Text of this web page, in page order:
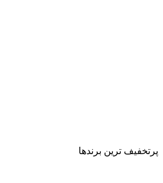
پرتخفیف ترین برندها